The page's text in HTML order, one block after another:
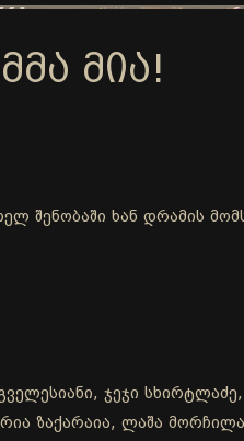
ᲛᲘᲐ!
შენობაში ხან დრამის
ჯეჯი
ზაქარაია, ლაშა